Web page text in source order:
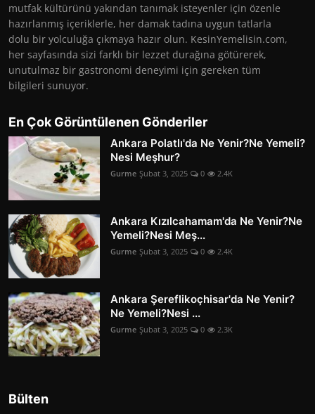
mutfak kültürünü yakından tanımak isteyenler için özenle
hazırlanmış içeriklerle, her damak tadına uygun tatlarla
dolu bir yolculuğa çıkmaya hazır olun. KesinYemelisin.com,
her sayfasında sizi farklı bir lezzet durağına götürerek,
unutulmaz bir gastronomi deneyimi için gereken tüm
bilgileri sunuyor.
En Çok Görüntülenen Gönderiler
Ankara Polatlı'da Ne Yenir?Ne Yemeli?
Nesi Meşhur?
Gurme Şubat 3, 2025 0 2.4K
Ankara Kızılcahamam'da Ne Yenir?Ne
Yemeli?Nesi Meş...
Gurme Şubat 3, 2025 0 2.4K
Ankara Şereflikoçhisar'da Ne Yenir?
Ne Yemeli?Nesi ...
Gurme Şubat 3, 2025 0 2.3K
Bülten